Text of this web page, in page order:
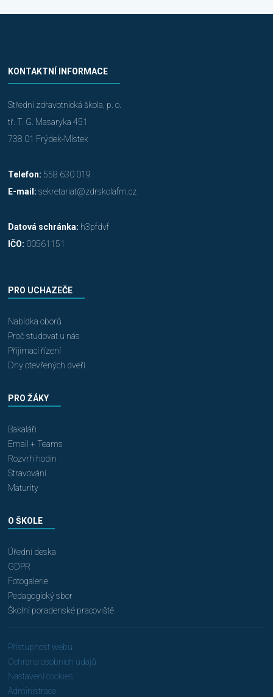
KONTAKTNÍ INFORMACE
Střední zdravotnická škola, p. o.
tř. T. G. Masaryka 451
738 01 Frýdek-Místek
Telefon: 558 630 019
E-mail: sekretariat@zdrskolafm.cz
Datová schránka: h3pfdvf
IČO: 00561151
PRO UCHAZEČE
Nabídka oborů
Proč studovat u nás
Přijímací řízení
Dny otevřených dveří
PRO ŽÁKY
Bakaláři
Email + Teams
Rozvrh hodin
Stravování
Maturity
O ŠKOLE
Úřední deska
GDPR
Fotogalerie
Pedagogický sbor
Školní poradenské pracoviště
Přístupnost webu
Ochrana osobních údajů
Nastavení cookies
Administrace